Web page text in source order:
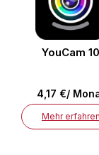
YouCam 10
4,17 €/
Mehr erfahren